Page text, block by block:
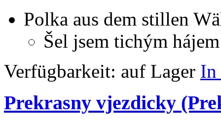
Polka aus dem stillen
Šel jsem tichým hájem
Verfügbarkeit: auf Lager In
Prekrasny vjezdicky